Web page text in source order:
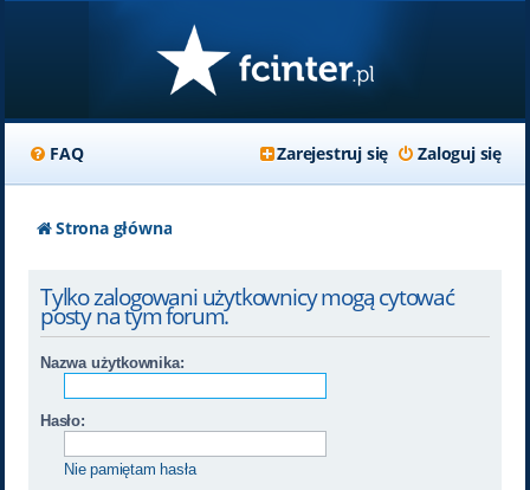
FAQ Zaloguj się
Zarejestruj się
Strona główna
Tylko zalogowani użytkownicy mogą cytować
posty na tym forum.
Nazwa użytkownika:
Hasło:
Nie pamiętam hasła